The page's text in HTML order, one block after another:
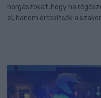
horgászokat, hogy ha
el, hanem értesítsék a